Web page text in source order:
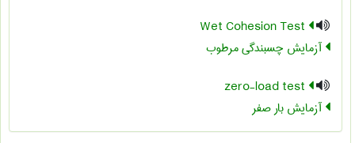
آزمایش چسبندگی مرطوب
آزمایش بار صفر